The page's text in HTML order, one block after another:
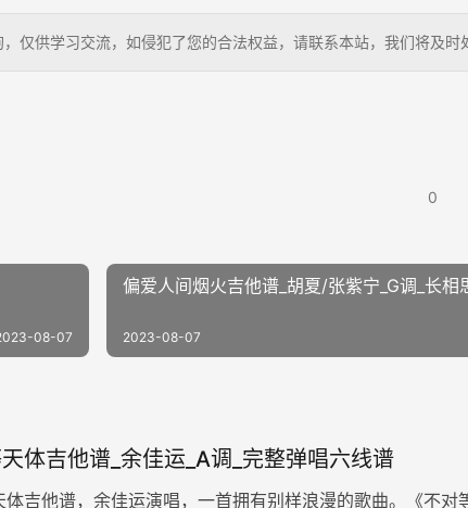
仅供学习交流，如侵犯了您的合法权益，请联系本站，我们将及时
0
08-07
偏爱人间烟火吉他谱_胡夏/张紫宁_G调_长相
2023-08-07
体吉他谱_余佳运_A调_完整弹唱六线谱
体吉他谱，余佳运演唱，一首拥有别样浪漫的歌曲。《不对